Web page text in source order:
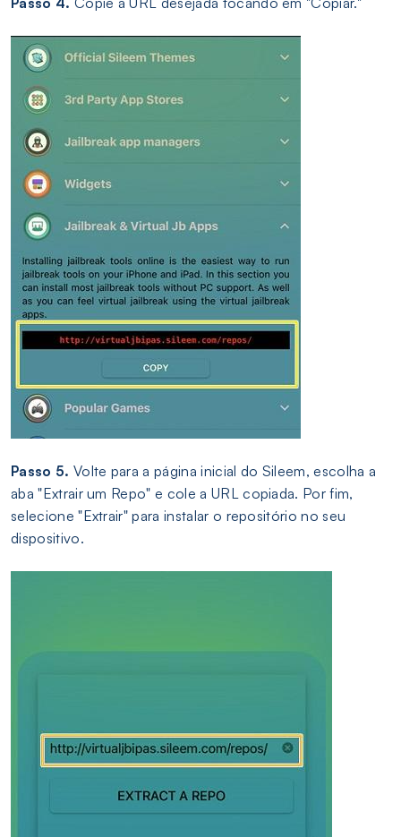
Passo 5. Volte para a página inicial do Sileem, escolha a
aba "Extrair um Repo" e cole a URL copiada. Por fim,
selecione "Extrair" para instalar o repositório no seu
dispositivo.